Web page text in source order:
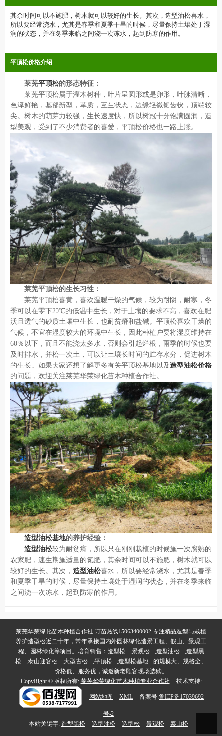
其余时间可以不施肥，树木就可以较好的生长。其次，造型油松喜水，
所以要经常浇水，尤其是春季和夏季干旱的时候，尽量保持土壤处于湿
润的状态，并在冬季来临之间浇一次冻水，起到防寒的作用。
平顶松价格介绍
莱芜平顶松的形态特征：
莱芜平顶松属于灌木树种，叶片呈圆形或是卵形，叶脉清晰，
色泽鲜艳，基部新型，革质，互生状态，边缘轻微锯齿状，顶端较
尖。树木的萌芽力较强，生长速度快，所以树冠十分饱满圆润，造
型美观，受到了不少消费者的喜爱，平顶松价格也一路上涨。
莱芜平顶松的生长习性：
莱芜平顶松喜黄，喜欢温暖干燥的气候，较为耐阴，耐寒，冬
季可以在零下20℃的低温中生长，对于土壤的要求不高，喜欢在肥
沃且透气的砂质土壤中生长，也耐贫瘠和盐碱。平顶松喜欢干燥的
气候，不宜在湿度较大的环境中生长，因此种植户要将湿度维持在
60％以下，而且不能浇太多水，否则会引起烂根，雨季的时候也要
及时排水，并松一次土，可以让土壤长时间的贮存水分，促进树木
的生长。如果大家还想了解更多有关平顶松基地以及造型油松价格
的问题，欢迎关注莱芜华荣绿化苗木种植合作社。
造型油松基地的养护经验：
造型油松较为耐贫瘠，所以只在刚刚栽植的时候施一次腐熟的
农家肥，速生期施适量的氮肥，其余时间可以不施肥，树木就可以
较好的生长。其次， 造型油松喜水，所以要经常浇水，尤其是春季
和夏季干旱的时候，尽量保持土壤处于湿润的状态，并在冬季来临
之间浇一次冻水，起到防寒的作用。
莱芜华荣绿化苗木种植合作社 订苗热线15063400002 专注精品造型与栽植
养护造型松近二十年，常年承接国内外园林绿化造景工程、假山、景观工
程、园林绿化等项目。培育销售： 造型松 ,景观松 ,造型油松 ,造型黑
松
,泰山迎客松 ,大型古松 ,平顶松 ,造型松基地
的规模大、规格全、
价格低、服务优，诚邀新老顾客现场选购。
CopyRight © 版权所有: 莱芜华荣绿化苗木种植专业合作社 技术支持:
网站地图 XML 备案号:鲁ICP备17039692
号-2
本站关键字: 造型黑松 造型油松 造型松 景观松 泰山松